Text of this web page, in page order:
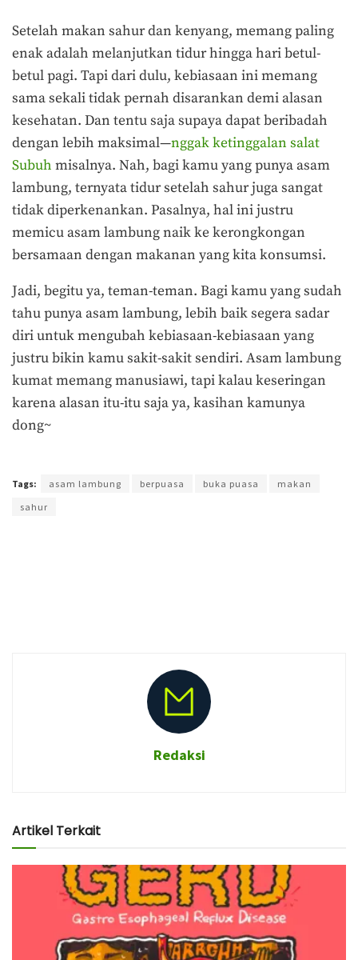
Setelah makan sahur dan kenyang, memang paling
enak adalah melanjutkan tidur hingga hari betul-
betul pagi. Tapi dari dulu, kebiasaan ini memang
sama sekali tidak pernah disarankan demi alasan
kesehatan. Dan tentu saja supaya dapat beribadah
dengan lebih maksimal—nggak ketinggalan salat
Subuh misalnya. Nah, bagi kamu yang punya asam
lambung, ternyata tidur setelah sahur juga sangat
tidak diperkenankan. Pasalnya, hal ini justru
memicu asam lambung naik ke kerongkongan
bersamaan dengan makanan yang kita konsumsi.
Jadi, begitu ya, teman-teman. Bagi kamu yang sudah
tahu punya asam lambung, lebih baik segera sadar
diri untuk mengubah kebiasaan-kebiasaan yang
justru bikin kamu sakit-sakit sendiri. Asam lambung
kumat memang manusiawi, tapi kalau keseringan
karena alasan itu-itu saja ya, kasihan kamunya
dong~
Tags: asam lambung berpuasa buka puasa
makan
sahur
Redaksi
Artikel Terkait